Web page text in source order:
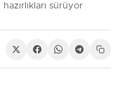
sürüyor